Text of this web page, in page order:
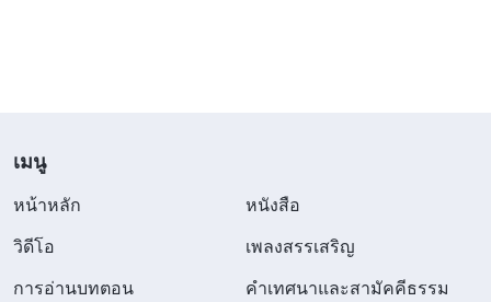
เมนู
หน้าหลัก
หนังสือ
วิดีโอ
เพลงสรรเสริญ
การอ่านบทตอน
คำเทศนาและสามัคคีธรรม